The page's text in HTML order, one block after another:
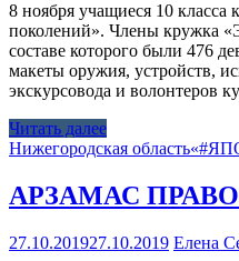
8 ноября учащиеся 10
поколений». Члены кружка
составе которого были 476
макеты оружия, устройств,
экскурсовода и волонтеров
Читать далее
Нижегородская область
АРЗАМАС
27.10.201927.10.2019 Елена